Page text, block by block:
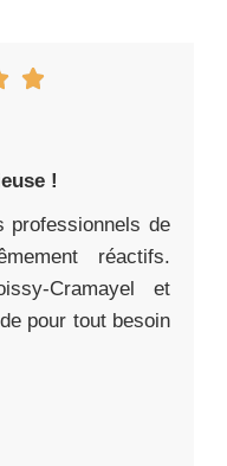
!
professionnels de
réactifs.
Cramayel et
pour tout besoin